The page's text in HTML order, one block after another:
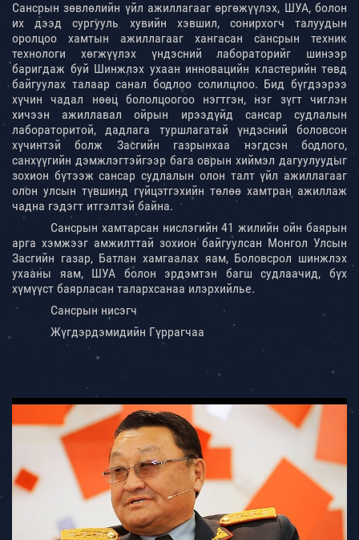
Сансрын зөвлөлийн үйл ажиллагааг өргөжүүлэх, ШУА, болон
их дээд сургууль хувийн хэвшил, сонирхогч талуудын
оролцоо хамтын ажиллагааг хангасан сансрын техник
технологи хөгжүүлэх үндэсний лабораторийг шинээр
баригдаж буй Шинжлэх ухаан инновацийн кластерийн төвд
байгуулах талаар санал бодлоо солилцлоо. Бид бүгдээрээ
хүчин чадал нөөц бололцоогоо нэгтгэн, нэг зүгт чиглэн
хичээн ажиллавал ойрын ирээдүйд сансар судлалын
лабораторитой, дадлага туршлагатай үндэсний боловсон
хүчинтэй болж Засгийн газрынхаа нэгдсэн бодлого,
санхүүгийн дэмжлэгтэйгээр бага оврын хиймэл дагуулуудыг
зохион бүтээж сансар судлалын олон талт үйл ажиллагааг
олон улсын түвшинд гүйцэтгэхийн төлөө хамтран ажиллаж
чадна гэдэгт итгэлтэй байна.
Сансрын хамтарсан нислэгийн 41 жилийн ойн баярын
арга хэмжээг амжилттай зохион байгуулсан Монгол Улсын
Засгийн газар, Батлан хамгаалах яам, Боловсрол шинжлэх
ухааны яам, ШУА болон эрдэмтэн багш судлаачид, бүх
хүмүүст баярласан талархсанаа илэрхийлье.
Сансрын нисэгч
Жүгдэрдэмидийн Гүррагчаа